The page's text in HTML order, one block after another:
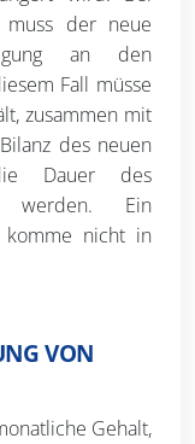
muss der neue
an den
Fall müsse
zusammen mit
des neuen
Dauer des
werden. Ein
komme nicht in
VON
Gehalt,